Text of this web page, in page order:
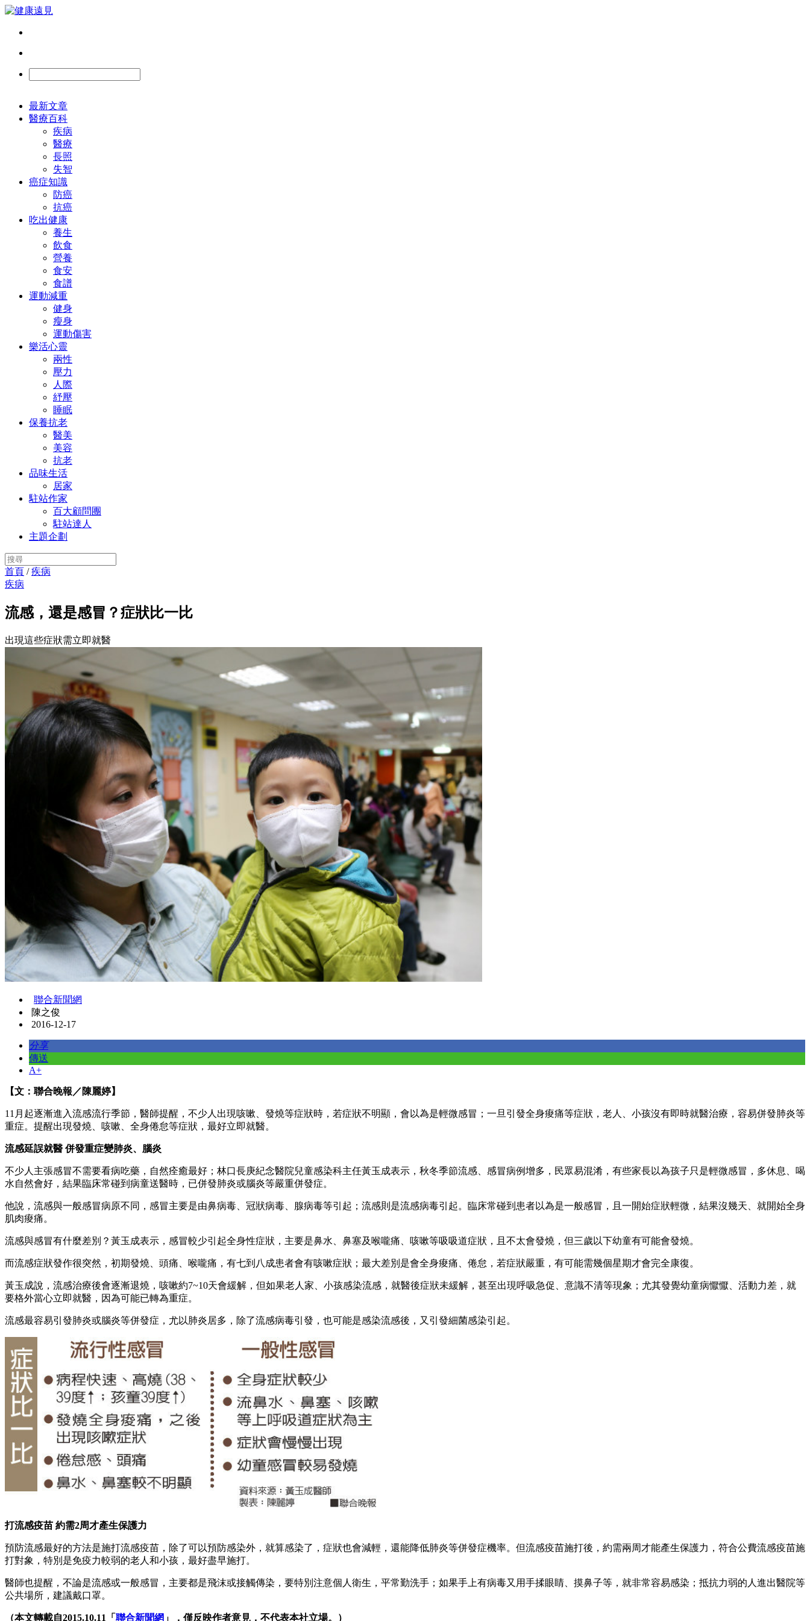
最新文章
醫療百科
疾病
醫療
長照
失智
癌症知識
防癌
抗癌
吃出健康
養生
飲食
營養
食安
食譜
運動減重
健身
瘦身
運動傷害
樂活心靈
兩性
壓力
人際
紓壓
睡眠
保養抗老
醫美
美容
抗老
品味生活
居家
駐站作家
百大顧問團
駐站達人
主題企劃
首頁 /疾病
疾病
流感，還是感冒？症狀比一比
出現這些症狀需立即就醫
聯合新聞網
陳之俊
2016-12-17
分享
傳送
A+
【文：聯合晚報／陳麗婷】
11月起逐漸進入流感流行季節，醫師提醒，不少人出現咳嗽、發燒等症狀時，若症狀不明顯，會以為是輕微感冒；一旦引發全身痠痛等症狀，老人、小孩沒有即時就醫治療，容易併發肺炎等
重症。提醒出現發燒、咳嗽、全身倦怠等症狀，最好立即就醫。
流感延誤就醫 併發重症變肺炎、腦炎
不少人主張感冒不需要看病吃藥，自然痊癒最好；林口長庚紀念醫院兒童感染科主任黃玉成表示，秋冬季節流感、感冒病例增多，民眾易混淆，有些家長以為孩子只是輕微感冒，多休息、喝
水自然會好，結果臨床常碰到病童送醫時，已併發肺炎或腦炎等嚴重併發症。
他說，流感與一般感冒病原不同，感冒主要是由鼻病毒、冠狀病毒、腺病毒等引起；流感則是流感病毒引起。臨床常碰到患者以為是一般感冒，且一開始症狀輕微，結果沒幾天、就開始全身
肌肉痠痛。
流感與感冒有什麼差別？黃玉成表示，感冒較少引起全身性症狀，主要是鼻水、鼻塞及喉嚨痛、咳嗽等吸吸道症狀，且不太會發燒，但三歲以下幼童有可能會發燒。
而流感症狀發作很突然，初期發燒、頭痛、喉嚨痛，有七到八成患者會有咳嗽症狀；最大差別是會全身痠痛、倦怠，若症狀嚴重，有可能需幾個星期才會完全康復。
黃玉成說，流感治療後會逐漸退燒，咳嗽約7~10天會緩解，但如果老人家、小孩感染流感，就醫後症狀未緩解，甚至出現呼吸急促、意識不清等現象；尤其發覺幼童病懨懨、活動力差，就
要格外當心立即就醫，因為可能已轉為重症。
流感最容易引發肺炎或腦炎等併發症，尤以肺炎居多，除了流感病毒引發，也可能是感染流感後，又引發細菌感染引起。
打流感疫苗 約需2周才產生保護力
預防流感最好的方法是施打流感疫苗，除了可以預防感染外，就算感染了，症狀也會減輕，還能降低肺炎等併發症機率。但流感疫苗施打後，約需兩周才能產生保護力，符合公費流感疫苗施
打對象，特別是免疫力較弱的老人和小孩，最好盡早施打。
醫師也提醒，不論是流感或一般感冒，主要都是飛沫或接觸傳染，要特別注意個人衛生，平常勤洗手；如果手上有病毒又用手揉眼睛、摸鼻子等，就非常容易感染；抵抗力弱的人進出醫院等
公共場所，建議戴口罩。
（本文轉載自2015.10.11「 聯合新聞網 」，僅反映作者意見，不代表本社立場。）